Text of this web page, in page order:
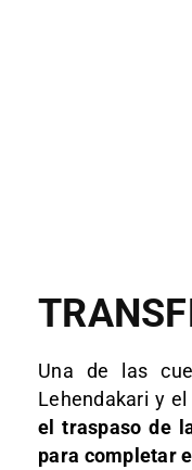
Una de las
Lehendakari y
el traspaso de
para completar